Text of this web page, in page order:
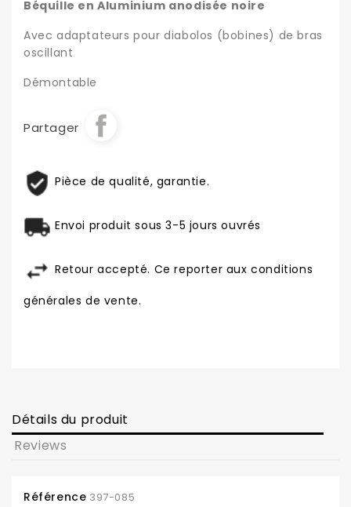
Béquille en Aluminium anodisée noire
Avec adaptateurs pour diabolos (bobines) de bras
oscillant
Démontable
Partager
Pièce de qualité, garantie.
Envoi produit sous 3-5 jours ouvrés
Retour accepté. Ce reporter aux conditions
générales de vente.
Détails du produit
Reviews
Référence 397-085